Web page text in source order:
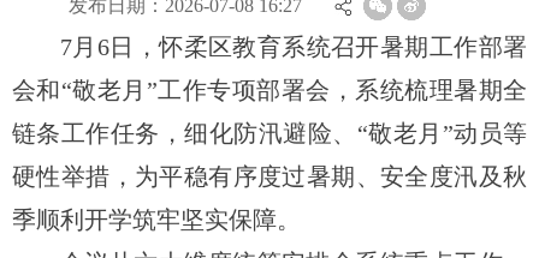
发布日期：2026-07-08 16:27
7月6日，怀柔区教育系统召开暑期工作部署
会和“敬老月”工作专项部署会，系统梳理暑期全
链条工作任务，细化防汛避险、“敬老月”动员等
硬性举措，为平稳有序度过暑期、安全度汛及秋
季顺利开学筑牢坚实保障。